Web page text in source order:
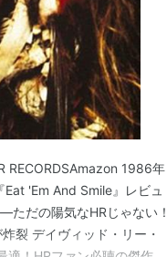
RECORDSAmazon 1986年
'Em And Smile』レビュ
ただの陽気なHRじゃない！
裂 デイヴィッド・リー・